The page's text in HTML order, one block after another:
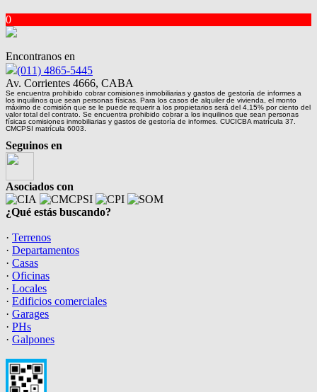
0
Encontranos en
(011) 4865-5445
Av. Corrientes 4666, CABA
Se encuentra prohibido cobrar comisiones inmobiliarias y gastos de gestoría de informes a
los inquilinos que sean personas físicas. Para los casos de alquiler de vivienda, el monto
máximo de comisión que se le puede requerir a los propietarios será del 4,15% por ciento del
valor total del contrato. Se encuentra prohibido cobrar a los inquilinos que sean personas
físicas comisiones inmobiliarias y gastos de gestoría de informes. CUCICBA matrícula 37.
CMCPSI matrícula 6003.
Seguinos en
Asociados con
¿Qué estás buscando?
· Terrenos
· Departamentos
· Casas
· Oficinas
· Locales
· Edificios comerciales
· Garages
· PHs
· Galpones